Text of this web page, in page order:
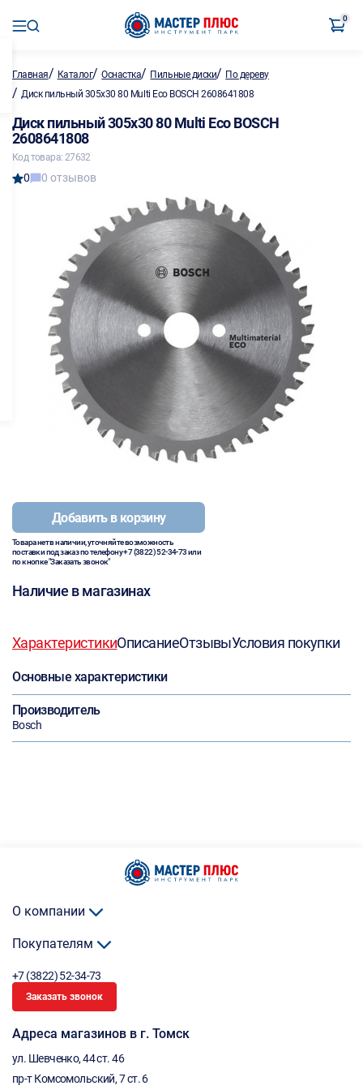
0
Главная/ Каталог/Оснастка/ Пильные диски/ По дереву
/ Диск пильный 305х30 80 Multi Eco BOSCH 2608641808
Диск пильный 305х30 80 Multi Eco BOSCH
2608641808
Код товара: 27632
0 0 отзывов
Добавить в корзину
Товара нет в наличии, уточняйте возможность
поставки под заказ по телефону+7 (3822) 52-34-73или
по кнопке "Заказать звонок"
Наличие в магазинах
ХарактеристикиОписаниеОтзывыУсловия покупки
Основные характеристики
Производитель
Bosch
О компании
Покупателям
+7 (3822) 52-34-73
Заказать звонок
Адреса магазинов в г. Томск
ул. Шевченко, 44 ст. 46
пр-т Комсомольский, 7 ст. 6